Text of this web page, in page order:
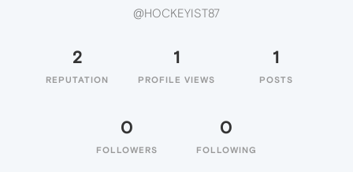
@HOCKEYIST87
2
REPUTATION
1
PROFILE VIEWS
1
POSTS
0
FOLLOWERS
0
FOLLOWING